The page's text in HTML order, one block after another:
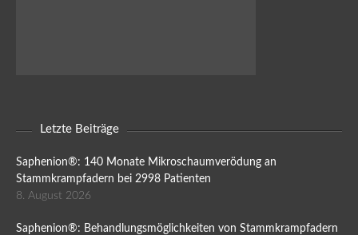
Letzte Beiträge
Saphenion®: 140 Monate Mikroschaumverödung an
Stammkrampfadern bei 2998 Patienten
8. August 2026
Saphenion®: Behandlungsmöglichkeiten von Stammkrampfadern